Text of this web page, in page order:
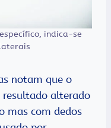
indica-se
notam que o
alterado
mas com dedos